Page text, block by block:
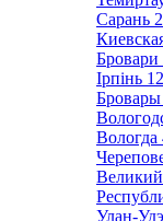
Сарань 2
Бровари
Ірпінь 12
Бровары
Вологда
Улан-Удэ